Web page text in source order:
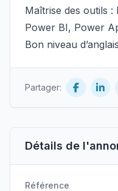
Détails de
Référence
Maîtrise des outils :
Power BI, Power
Bon niveau
Partager: